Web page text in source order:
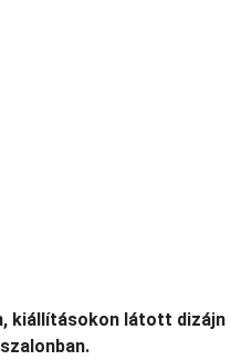
kiállításokon látott